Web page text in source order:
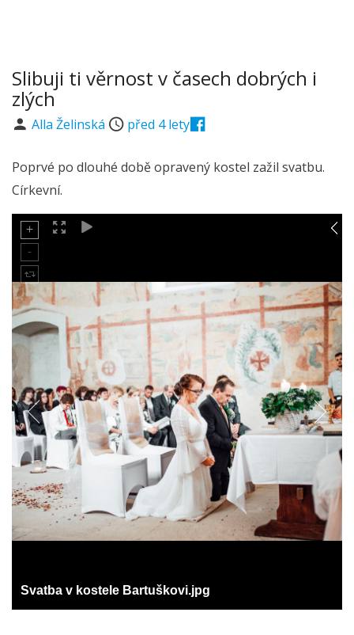
Slibuji ti věrnost v časech dobrých i
zlých
Alla Želinská před 4 lety
Poprvé po dlouhé době opravený kostel zažil svatbu.
Církevní.
Svatba v kostele Bartuškovi.jpg